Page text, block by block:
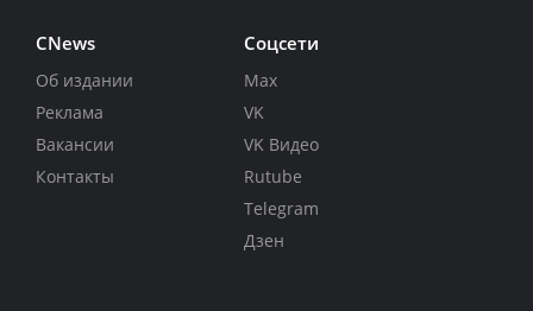
CNews
Об издании
Реклама
Вакансии
Контакты
Соцсети
Max
VK
VK Видео
Rutube
Telegram
Дзен